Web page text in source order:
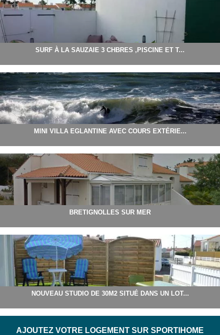
SURF À LA SAUZAIE 3 CHBRES ,PISCINE ET T...
MINI VILLA EGLANTINE AVEC COURS EXTÉRIE...
BRETIGNOLLES SUR MER
NOUVEAU STUDIO DE 30M2 SITUÉ DANS UN LOT...
AJOUTEZ VOTRE LOGEMENT SUR SPORTIHOME